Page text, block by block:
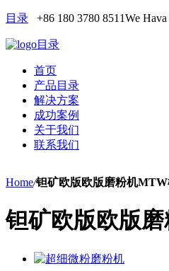
目录 +86 180 3780 8511We
目录
首页
产品目录
解决方案
成功案例
关于我们
联系我们
Home/钽矿欧版欧版磨粉机
钽矿欧版欧版